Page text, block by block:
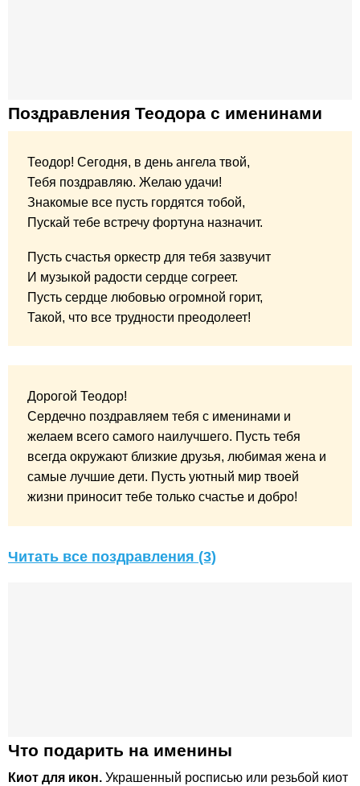
Поздравления Теодора с именинами
Теодор! Сегодня, в день ангела твой,
Тебя поздравляю. Желаю удачи!
Знакомые все пусть гордятся тобой,
Пускай тебе встречу фортуна назначит.
Пусть счастья оркестр для тебя зазвучит
И музыкой радости сердце согреет.
Пусть сердце любовью огромной горит,
Такой, что все трудности преодолеет!
Дорогой Теодор!
Сердечно поздравляем тебя с именинами и
желаем всего самого наилучшего. Пусть тебя
всегда окружают близкие друзья, любимая жена и
самые лучшие дети. Пусть уютный мир твоей
жизни приносит тебе только счастье и добро!
Читать все поздравления (3)
Что подарить на именины
Киот для икон. Украшенный росписью или резьбой киот